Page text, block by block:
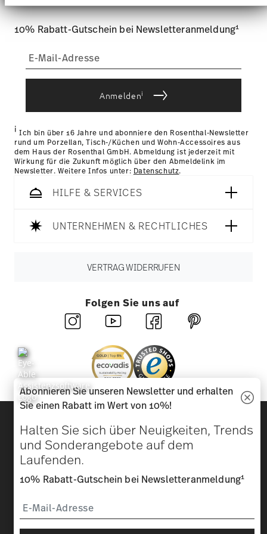
an unsere Partner für soziale Medien, Werbung und
Analysen weiter. Unsere Partner führen diese
Informationen möglicherweise mit weiteren Daten
gesammelt haben.
weniger als 69,90 € beträgt, fallen Versandkosten an. Für
Deutschland betragen diese 4,90 €. Für alle anderen Länder
sobald Ihr Paket auf die Reise geht.
vorrätige Artikel. Sie können die Lieferzeiten in andere
hier einsehen.
Retouren:Für Retouren nutzen Sie bitte
10% Rabatt-Gutschein bei Newsletteranmeldung1
Anmeldeni
i Ich bin über 16 Jahre und abonniere den Rosenthal-Newsletter
rund um Porzellan, Tisch-/Küchen und Wohn-Accessoires aus
dem Haus der Rosenthal GmbH. Abmeldung ist jederzeit mit
Wirkung für die Zukunft möglich über den Abmeldelink im
Newsletter. Weitere Infos unter: Datenschutz.
HILFE & SERVICES
UNTERNEHMEN & RECHTLICHES
VERTRAG WIDERRUFEN
Folgen Sie uns auf
Design & Funktionalität für Ihr Zuhause
Homepage AGB
Cookie-Einwilligung ändern
Sie können den Code bei Ihrem nächsten Einkauf direkt im
Bestellprozess eingeben. Eine Kombination mit anderen
Abonnieren Sie unseren Newsletter und erhalten
Sie einen Rabatt im Wert von 10%!
Halten Sie sich über Neuigkeiten, Trends
und Sonderangebote auf dem
Laufenden.
10% Rabatt-Gutschein bei Newsletteranmeldung1